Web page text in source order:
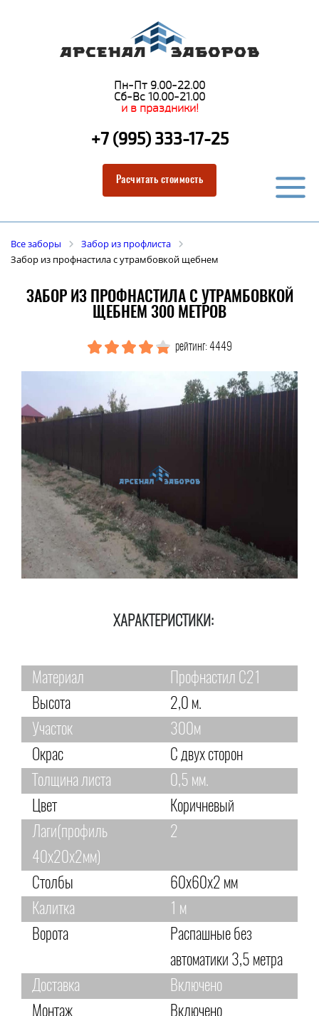
Пн-Пт 9.00-22.00
Сб-Вс 10.00-21.00
и в праздники!
+7 (995) 333-17-25
Расчитать стоимость
Все заборы
Забор из профлиста
Забор из профнастила с утрамбовкой щебнем
ЗАБОР ИЗ ПРОФНАСТИЛА С УТРАМБОВКОЙ
ЩЕБНЕМ 300 МЕТРОВ
рейтинг: 4449
ХАРАКТЕРИСТИКИ:
Материал
Профнастил С21
Высота
2,0 м.
Участок
300м
Окрас
С двух сторон
Толщина листа
0,5 мм.
Цвет
Коричневый
Лаги(профиль
40х20х2мм)
2
Столбы
60х60х2 мм
Калитка
1 м
Ворота
Распашные без
автоматики 3,5 метра
Доставка
Включено
Монтаж
Включено